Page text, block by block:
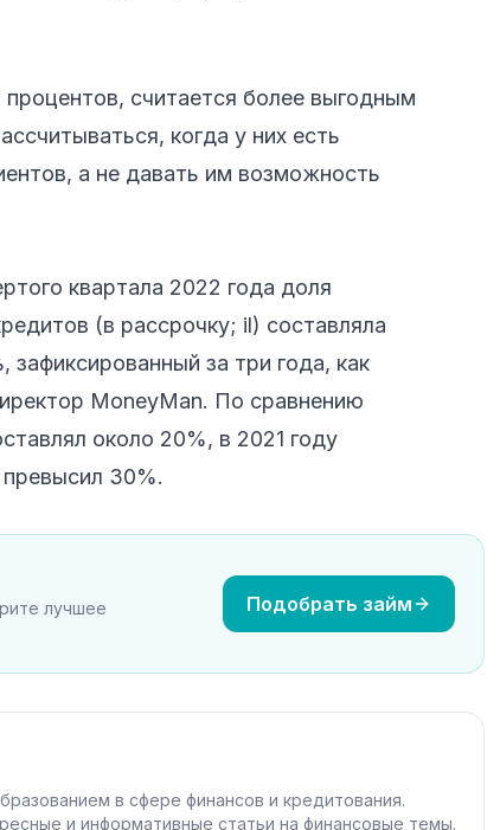
считается более выгодным
когда у них есть
а не давать им возможность
квартала 2022 года доля
(в рассрочку; il) составляла
за три года, как
MoneyMan. По сравнению
около 20%, в 2021 году
30%.
лучшее
Подобрать займ
в сфере финансов и кредитования.
и информативные статьи на финансовые темы.